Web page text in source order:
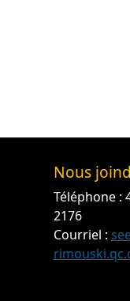
Nous
Téléphone :
2176
Courriel :